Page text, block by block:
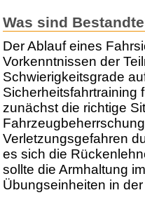
Was sind
Der Ablauf eines
Vorkenntnissen der
Schwierigkeitsgrade
Sicherheitsfahrtraining
zunächst die richtige
Verletzungsgefahren
es sich die
sollte die Armhaltung
Übungseinheiten in